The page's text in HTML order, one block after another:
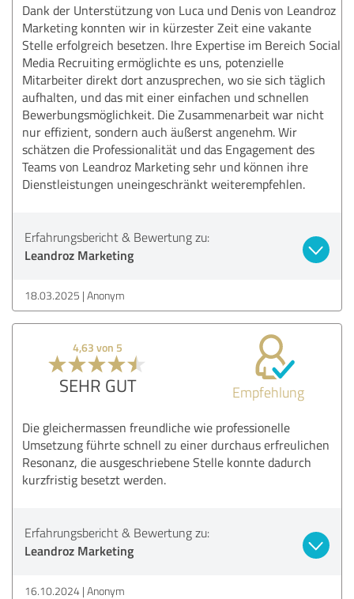
Dank der Unterstützung von Luca und Denis von Leandroz
Marketing konnten wir in kürzester Zeit eine vakante
Stelle erfolgreich besetzen. Ihre Expertise im Bereich Social
Media Recruiting ermöglichte es uns, potenzielle
Mitarbeiter direkt dort anzusprechen, wo sie sich täglich
aufhalten, und das mit einer einfachen und schnellen
Bewerbungsmöglichkeit. Die Zusammenarbeit war nicht
nur effizient, sondern auch äußerst angenehm. Wir
schätzen die Professionalität und das Engagement des
Teams von Leandroz Marketing sehr und können ihre
Dienstleistungen uneingeschränkt weiterempfehlen.
Erfahrungsbericht & Bewertung zu:
Leandroz Marketing
18.03.2025 Anonym
4,63 von 5
SEHR GUT Empfehlung
Die gleichermassen freundliche wie professionelle
Umsetzung führte schnell zu einer durchaus erfreulichen
Resonanz, die ausgeschriebene Stelle konnte dadurch
kurzfristig besetzt werden.
Erfahrungsbericht & Bewertung zu:
Leandroz Marketing
16.10.2024 Anonym